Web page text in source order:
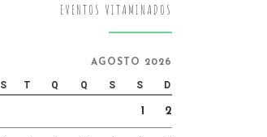
EVENTOS VITAMINADOS
AGOSTO 2026
S T Q Q S S D
1 2